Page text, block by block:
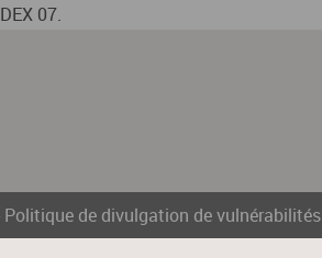
07.
Politique de divulgation de vulnérabilités